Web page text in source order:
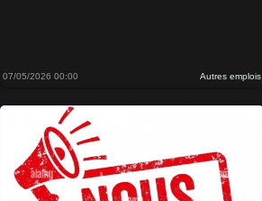
07/05/2026 00:00 Autres emplois